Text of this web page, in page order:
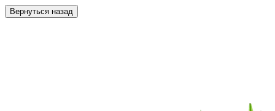
Вернуться назад